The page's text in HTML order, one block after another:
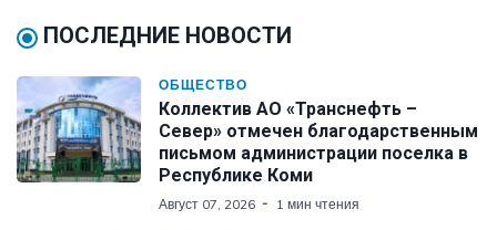
ПОСЛЕДНИЕ НОВОСТИ
ОБЩЕСТВО
Коллектив АО «Транснефть –
Север» отмечен благодарственным
письмом администрации поселка в
Республике Коми
Август 07, 2026 1 мин чтения